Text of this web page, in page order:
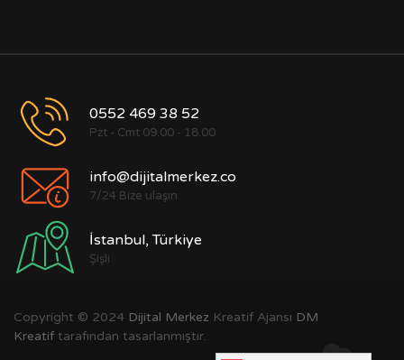
0552 469 38 52
Pzt - Cmt 09.00 - 18.00
info@dijitalmerkez.co
7/24 Bize ulaşın
İstanbul, Türkiye
Şişli
Copyright © 2024 Dijital Merkez Kreatif Ajansı DM
Kreatif tarafından tasarlanmıştır.